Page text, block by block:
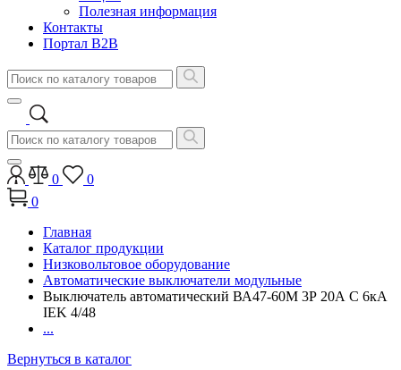
Полезная информация
Контакты
Портал B2B
0
0
0
Главная
Каталог продукции
Низковольтовое оборудование
Автоматические выключатели модульные
Выключатель автоматический ВА47-60М 3Р 20А C 6кА
IEK 4/48
...
Вернуться в каталог